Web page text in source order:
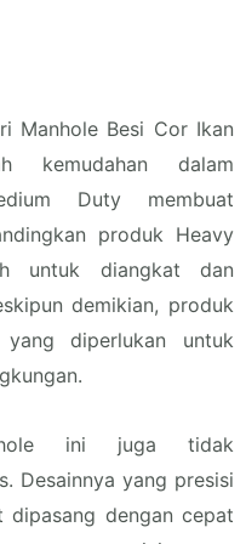
Manhole Besi Cor Ikan
kemudahan dalam
Duty membuat
produk Heavy
untuk diangkat dan
demikian, produk
diperlukan untuk
ini juga tidak
Desainnya yang presisi
dipasang dengan cepat